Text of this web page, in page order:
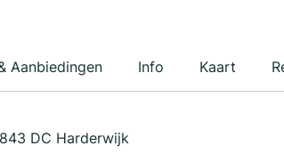
Aanbiedingen Info Kaart
DC Harderwijk